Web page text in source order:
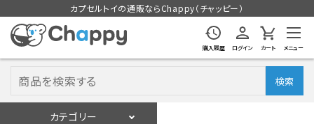
カプセルトイの通販ならChappy（チャッピー）
購入履歴 ログイン カート メニュー
検索
カテゴリー